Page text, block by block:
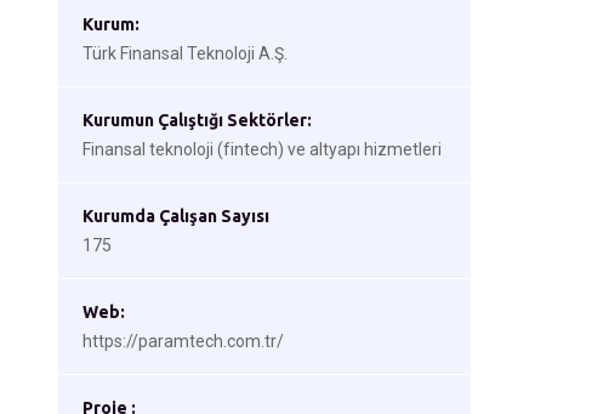
Kurum:
Türk Finansal Teknoloji A.Ş.
Kurumun Çalıştığı Sektörler:
Finansal teknoloji (fintech) ve altyapı hizmetleri
Kurumda Çalışan Sayısı
175
Web:
https://paramtech.com.tr/
Proje :